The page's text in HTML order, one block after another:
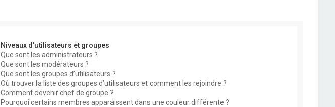
Niveaux d’utilisateurs et groupes
Que sont les administrateurs ?
Que sont les modérateurs ?
Que sont les groupes d’utilisateurs ?
Où trouver la liste des groupes d’utilisateurs et comment les rejoindre ?
Comment devenir chef de groupe ?
Pourquoi certains membres apparaissent dans une couleur différente ?